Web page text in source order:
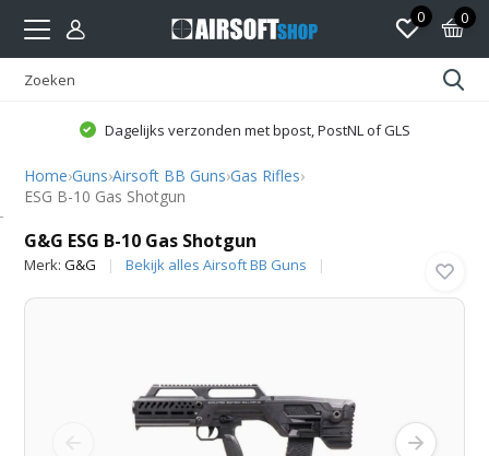
0 0
Dagelijks verzonden met bpost, PostNL of GLS
Home›Guns›Airsoft BB Guns›Gas Rifles›
ESG B-10 Gas Shotgun
G&G ESG B-10 Gas Shotgun
Merk:G&G Bekijk alles Airsoft BB Guns